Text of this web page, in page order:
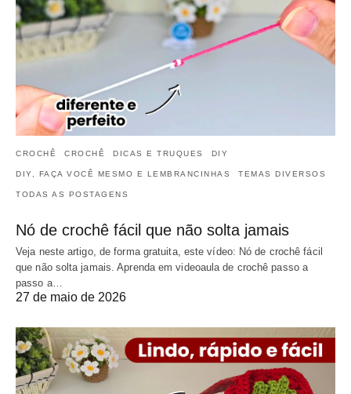
CROCHÊ CROCHÊ DICAS E TRUQUES DIY
DIY, FAÇA VOCÊ MESMO E LEMBRANCINHAS TEMAS DIVERSOS
TODAS AS POSTAGENS
Nó de crochê fácil que não solta jamais
Veja neste artigo, de forma gratuita, este vídeo: Nó de crochê fácil
que não solta jamais. Aprenda em videoaula de crochê passo a
passo a…
27 de maio de 2026